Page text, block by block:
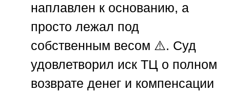
наплавлен к основанию, а
просто лежал под
собственным весом ⚠️. Суд
удовлетворил иск ТЦ о полном
возврате денег и компенсации